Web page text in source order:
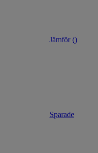
Jämför ()
Sparade